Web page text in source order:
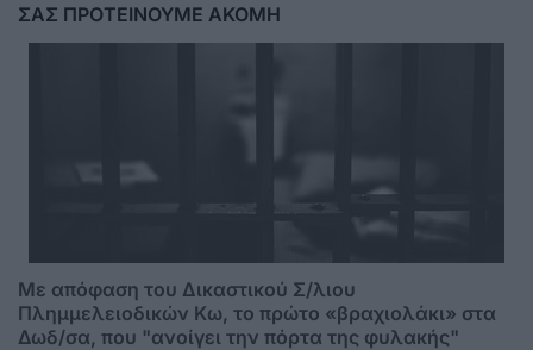
ΣΑΣ ΠΡΟΤΕΙΝΟΥΜΕ ΑΚΟΜΗ
Mε απόφαση του Δικαστικού Σ/λιου
Πλημμελειοδικών Κω, το πρώτο «βραχιολάκι» στα
Δωδ/σα, που "ανοίγει την πόρτα της φυλακής"